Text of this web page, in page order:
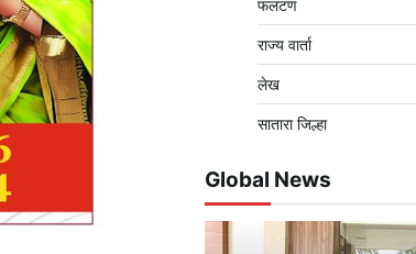
फलटण
राज्य वार्ता
लेख
सातारा जिल्हा
Global News